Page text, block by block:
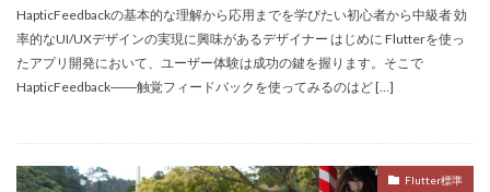
HapticFeedbackの基本的な理解から応用までを学びたい初心者から中級者 効
率的なUI/UXデザインの実現に興味があるデザイナー はじめに Flutterを使っ
たアプリ開発において、ユーザー体験は成功の鍵を握ります。そこで
HapticFeedback――触覚フィードバックを使ってみるのはど […]
Flutter標準